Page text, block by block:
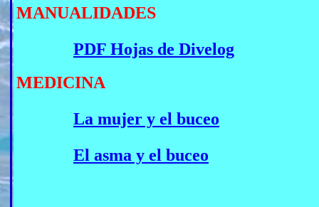
MANUALIDADES
PDF Hojas de Divelog
MEDICINA
La mujer y el buceo
El asma y el buceo